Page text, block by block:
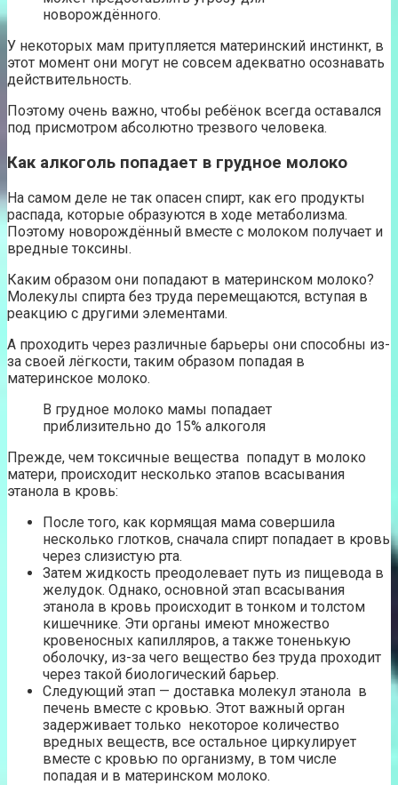
новорождённого.
У некоторых мам притупляется материнский инстинкт, в
этот момент они могут не совсем адекватно осознавать
действительность.
Поэтому очень важно, чтобы ребёнок всегда оставался
под присмотром абсолютно трезвого человека.
Как алкоголь попадает в грудное молоко
На самом деле не так опасен спирт, как его продукты
распада, которые образуются в ходе метаболизма.
Поэтому новорождённый вместе с молоком получает и
вредные токсины.
Каким образом они попадают в материнском молоко?
Молекулы спирта без труда перемещаются, вступая в
реакцию с другими элементами.
А проходить через различные барьеры они способны из-
за своей лёгкости, таким образом попадая в
материнское молоко.
В грудное молоко мамы попадает
приблизительно до 15% алкоголя
Прежде, чем токсичные вещества попадут в молоко
матери, происходит несколько этапов всасывания
этанола в кровь:
После того, как кормящая мама совершила
несколько глотков, сначала спирт попадает в кровь
через слизистую рта.
Затем жидкость преодолевает путь из пищевода в
желудок. Однако, основной этап всасывания
этанола в кровь происходит в тонком и толстом
кишечнике. Эти органы имеют множество
кровеносных капилляров, а также тоненькую
оболочку, из-за чего вещество без труда проходит
через такой биологический барьер.
Следующий этап — доставка молекул этанола в
печень вместе с кровью. Этот важный орган
задерживает только некоторое количество
вредных веществ, все остальное циркулирует
вместе с кровью по организму, в том числе
попадая и в материнском молоко.